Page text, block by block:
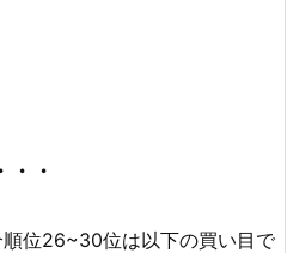
・
位26~30位は以下の買い目で